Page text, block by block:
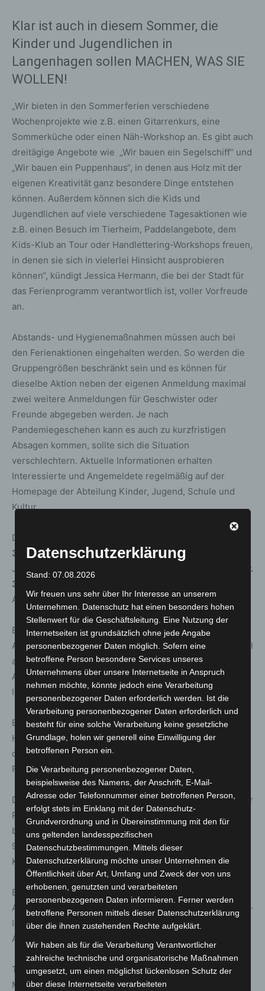
Klar ist auch in diesem Sommer, die
Kinder und Jugendlichen in
Langenhagen sollen MACHEN, WAS SIE
WOLLEN!
„Wir bieten in den Sommerferien verschiedene
Wochenprojekte wie z.B. einen Gitarrenkurs, eine
Sommerküche oder einen Näh-Workshop an. Es gibt auch
dreitägige Angebote wie „Wir bauen ein Segelschiff“ und
„Wir bauen ein Puppenhaus“, in denen aus Holz mit der
eigenen Kreativität ganz besondere Dinge entstehen
können. Außerdem können sich die Kids und
Jugendlichen auf viele verschiedene Tagesaktionen wie
z.B. einen Besuch im Tierheim, Paddelangebote, dem
Kids-Klub an Tour oder Handlettering-Workshops freuen,
in denen sie sich in vielerlei Hinsicht ausprobieren
können“, kündigt Jessica Hermann, die bei der Stadt für
das Ferienprogramm verantwortlich ist, voller Vorfreude
an.
Abstands- und Hygienemaßnahmen müssen auch bei
den Ferienaktionen eingehalten werden. So werden die
Gruppengrößen beschränkt sein und es können für
dieselbe Aktion neben der eigenen Anmeldung maximal
zwei weitere Anmeldungen für Geschwister oder
Freunde abgegeben werden. Je nach
Pandemiegeschehen kann es auch zu kurzfristigen
Absagen kommen, sollte sich die Situation
verschlechtern. Aktuelle Informationen erhalten
Interessierte und Angemeldete regelmäßig auf der
Homepage der Abteilung Kinder, Jugend, Schule und
Kultur.
Der
36
ist Montag, der 21. Juni 2021. Ab Dienstag, den 22.
Juni 2021 werden die
Anmeldungen für die Angebote Nr.
37 bis 61
Anmeldung von 7.30 bis 18.00 Uhr möglich.
Eine Reservierung per Mail oder telefonisch ist ab
Anmeldebeginn ebenfalls möglich. Dafür bitte eine E-Mail
an
kiju@langenhagen.desenden mit der Angabe von
Angebotsnamen und -nummer, Ihrer Telefonnummer,
Ihrem vollständigen Namen und dem Alter des Kindes.
Es werden zuerst die persönlichen Anmeldungen im
Haus der Jugend entgegengenommen. Danach werden
die via E-Mail und Telefon eingegangenen
Reservierungen bearbeitet.
Das Anmeldebüro im Haus der Jugend, am Langenforther
Platz 1, ist montags von 7.30 Uhr – 18.00 Uhr, dienstags
bis donnerstags von 9.00 Uhr- 17.00 Uhr und freitags von
9.00 Uhr- 14.00 Uhr geöffnet. Eine Bezahlung mit EC-
Karte ist möglich.
Einzelheiten zu dem kompletten Programm mit Zeit-,
Alters- und Preisangaben können online unter
www.kiju-
langenhagen.de eingesehen werden. Dort ist auch das
Anmeldeformular als Download zu finden.
Telefonische Auskünfte zu den Angeboten erteilen die
Mitarbeiterinnen und Mitarbeiter der Abteilung Kinder,
Datenschutzerklärung
Stand: 07.08.2026
Wir freuen uns sehr über Ihr Interesse an unserem
Unternehmen. Datenschutz hat einen besonders hohen
Stellenwert für die Geschäftsleitung. Eine Nutzung der
Internetseiten ist grundsätzlich ohne jede Angabe
personenbezogener Daten möglich. Sofern eine
betroffene Person besondere Services unseres
Unternehmens über unsere Internetseite in Anspruch
nehmen möchte, könnte jedoch eine Verarbeitung
personenbezogener Daten erforderlich werden. Ist die
Verarbeitung personenbezogener Daten erforderlich und
besteht für eine solche Verarbeitung keine gesetzliche
Grundlage, holen wir generell eine Einwilligung der
betroffenen Person ein.
Die Verarbeitung personenbezogener Daten,
beispielsweise des Namens, der Anschrift, E-Mail-
Adresse oder Telefonnummer einer betroffenen Person,
erfolgt stets im Einklang mit der Datenschutz-
Grundverordnung und in Übereinstimmung mit den für
uns geltenden landesspezifischen
Datenschutzbestimmungen. Mittels dieser
Datenschutzerklärung möchte unser Unternehmen die
Öffentlichkeit über Art, Umfang und Zweck der von uns
erhobenen, genutzten und verarbeiteten
personenbezogenen Daten informieren. Ferner werden
betroffene Personen mittels dieser Datenschutzerklärung
über die ihnen zustehenden Rechte aufgeklärt.
Wir haben als für die Verarbeitung Verantwortlicher
zahlreiche technische und organisatorische Maßnahmen
umgesetzt, um einen möglichst lückenlosen Schutz der
über diese Internetseite verarbeiteten